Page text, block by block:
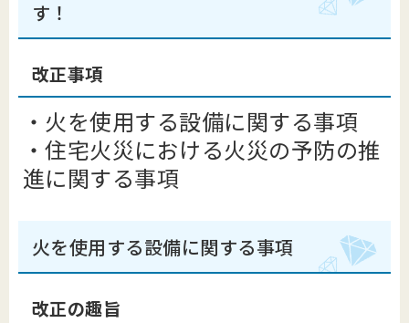
す！
改正事項
・火を使用する設備に関する事項
・住宅火災における火災の予防の推
進に関する事項
火を使用する設備に関する事項
改正の趣旨